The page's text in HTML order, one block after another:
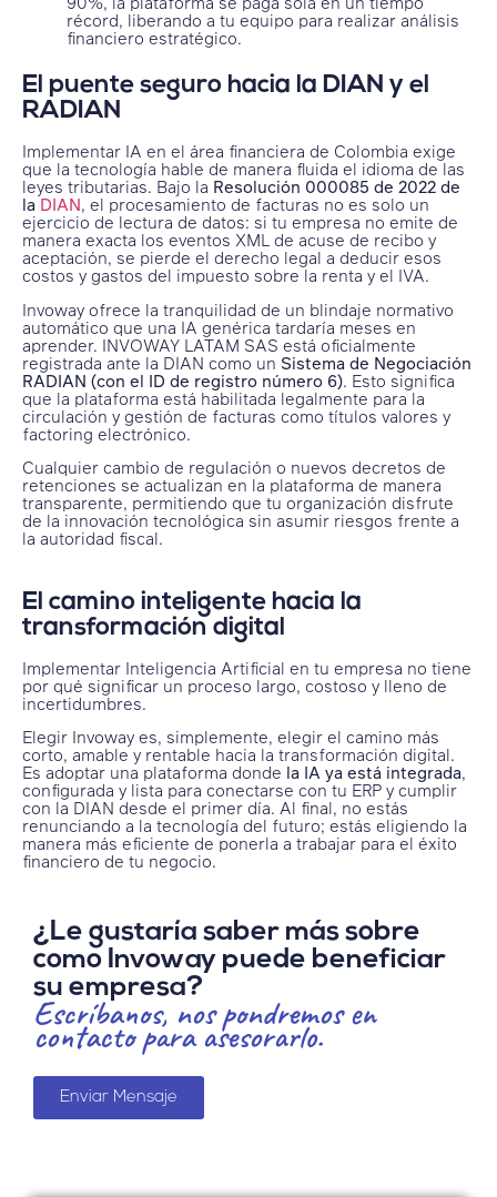
récord, liberando a tu equipo para realizar análisis
financiero estratégico.
El puente seguro hacia la DIAN y el
RADIAN
Implementar IA en el área financiera de Colombia exige
que la tecnología hable de manera fluida el idioma de las
leyes tributarias. Bajo la Resolución 000085 de 2022 de
laDIAN, el procesamiento de facturas no es solo un
ejercicio de lectura de datos: si tu empresa no emite de
manera exacta los eventos XML de acuse de recibo y
aceptación, se pierde el derecho legal a deducir esos
costos y gastos del impuesto sobre la renta y el IVA.
Invoway ofrece la tranquilidad de un blindaje normativo
automático que una IA genérica tardaría meses en
aprender. INVOWAY LATAM SAS está oficialmente
registrada ante la DIAN como un Sistema de Negociación
RADIAN (con el ID de registro número 6). Esto significa
que la plataforma está habilitada legalmente para la
circulación y gestión de facturas como títulos valores y
factoring electrónico.
Cualquier cambio de regulación o nuevos decretos de
retenciones se actualizan en la plataforma de manera
transparente, permitiendo que tu organización disfrute
de la innovación tecnológica sin asumir riesgos frente a
la autoridad fiscal.
El camino inteligente hacia la
transformación digital
Implementar Inteligencia Artificial en tu empresa no tiene
por qué significar un proceso largo, costoso y lleno de
incertidumbres.
Elegir Invoway es, simplemente, elegir el camino más
corto, amable y rentable hacia la transformación digital.
Es adoptar una plataforma donde la IA ya está integrada,
configurada y lista para conectarse con tu ERP y cumplir
con la DIAN desde el primer día. Al final, no estás
renunciando a la tecnología del futuro; estás eligiendo la
manera más eficiente de ponerla a trabajar para el éxito
financiero de tu negocio.
¿Le gustaría saber más sobre
como Invoway puede beneficiar
su empresa?
Escríbanos, nos pondremos en
contacto para asesorarlo.
Enviar Mensaje